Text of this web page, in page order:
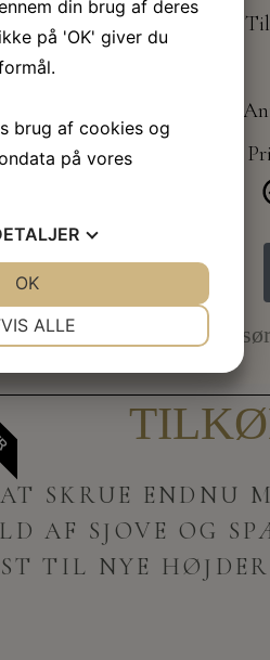
Vi
SKRUE ENDNU
AF SJOVE OG
TIL NYE
din brug af deres
på 'OK' giver du
brug af cookies og
på vores
PRÆFERENCER
STATISTIK
ALLE
OK